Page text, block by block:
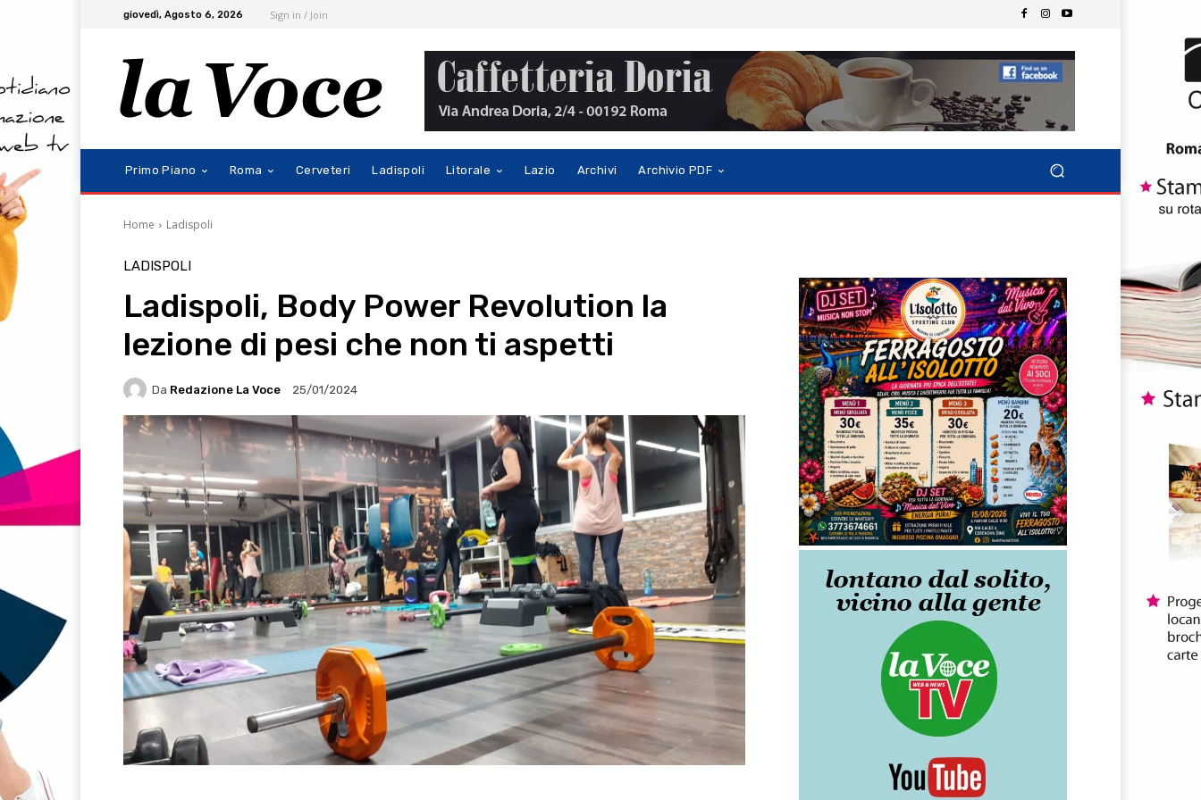
giovedì, Agosto 6, 2026 Sign in / Join
Primo Piano Roma Cerveteri Ladispoli Litorale Lazio Archivi Archivio PDF
Home Ladispoli
LADISPOLI
Ladispoli, Body Power Revolution la
lezione di pesi che non ti aspetti
Da Redazione La Voce 25/01/2024